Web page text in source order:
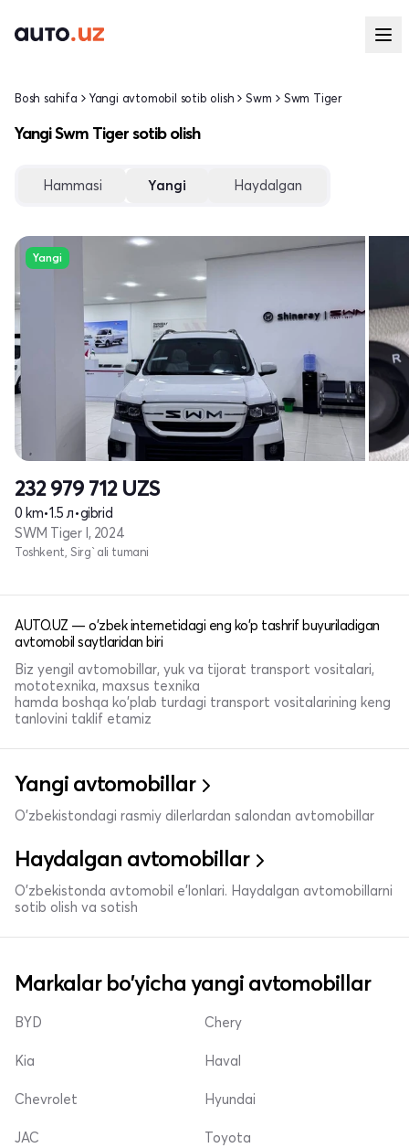
Bosh sahifa Yangi avtomobil sotib olish Swm Swm Tiger
Yangi Swm Tiger sotib olish
Hammasi Yangi Haydalgan
Yangi
232 979 712 UZS
0 km•1.5 л•gibrid
SWM Tiger I, 2024
Toshkent, Sirg`ali tumani
AUTO.UZ — o'zbek internetidagi eng ko'p tashrif buyuriladigan
avtomobil saytlaridan biri
Biz yengil avtomobillar, yuk va tijorat transport vositalari,
mototexnika, maxsus texnika
hamda boshqa ko'plab turdagi transport vositalarining keng
tanlovini taklif etamiz
Yangi avtomobillar
O'zbekistondagi rasmiy dilerlardan salondan avtomobillar
Haydalgan avtomobillar
O'zbekistonda avtomobil e’lonlari. Haydalgan avtomobillarni
sotib olish va sotish
Markalar bo'yicha yangi avtomobillar
BYD
Kia
Chevrolet
Chery
Haval
Hyundai
JAC Toyota